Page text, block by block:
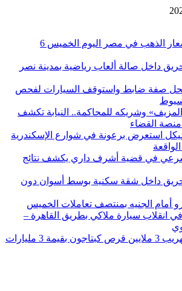
تحديث جديد لأسعار الذهب في مصر اليوم الخميس 6
داخل صالة ألعاب رياضية بمدينة نصر
صفة ضابط واستوقف السيارات لفحص
وشريكه للمحاكمة.. النيابة تكشف
القضاء
استعرض برعونة في شوارع الإسكندرية
في قضية أشرف داري يكشف نتائج
داخل شقة سكنية بوسط أسوان دون
أمام الجنيه بمنتصف تعاملات الخميس
انقلاب سيارة ملاكي بطريق القاهرة –
الداخلية تُحبط تهريب 3 ملايين قرص كبتاجون بقيمة 3 مليارات